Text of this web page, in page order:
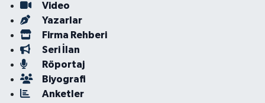
Video
Yazarlar
Firma Rehberi
Seri İlan
Röportaj
Biyografi
Anketler